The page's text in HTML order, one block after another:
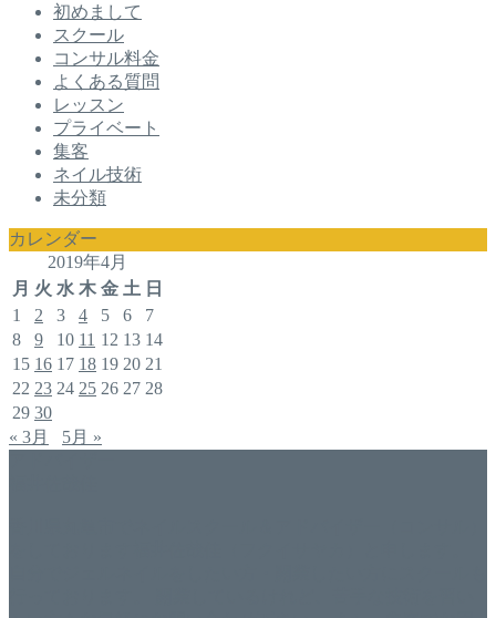
初めまして
スクール
コンサル料金
よくある質問
レッスン
プライベート
集客
ネイル技術
未分類
カレンダー
2019年4月
月 火 水 木 金 土 日
1
2 3 4 5 6
7
8
9 10 11 12 13 14
15 16 17 18 19 20 21
22 23 24 25 26 27 28
29 30
« 3月
5月 »